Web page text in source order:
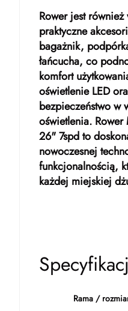
Rower jest
praktyczne
bagażnik,
łańcucha, co
komfort
oświetlenie LED
bezpieczeństwo w
oświetlenia.
26" 7spd to
nowoczesnej
funkcjonalnością,
każdej miejskiej
Rama /